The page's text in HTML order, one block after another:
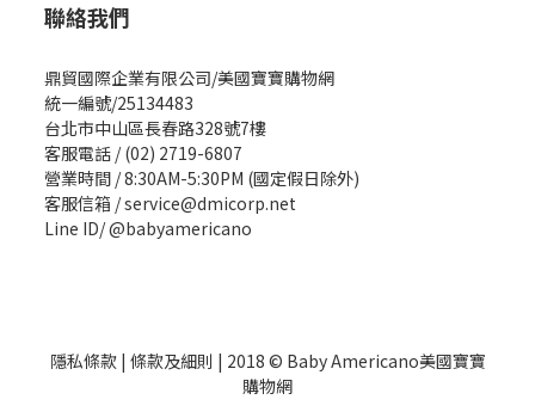
聯絡我們
鼎貿國際企業有限公司/美國寶寶購物網
統一編號/25134483
台北市中山區長春路328號7樓
客服電話 / (02) 2719-6807
營業時間 / 8:30AM-5:30PM (國定假日除外)
客服信箱 / service@dmicorp.net
Line ID/ @babyamericano
隱私條款| 條款及細則 | 2018 © Baby Americano美國寶寶
購物網